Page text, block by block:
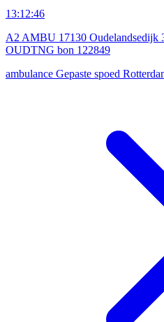
13:12:46
A2 AMBU 17130 Oudelandsedijk
OUDTNG bon 122849
ambulance Gepaste spoed